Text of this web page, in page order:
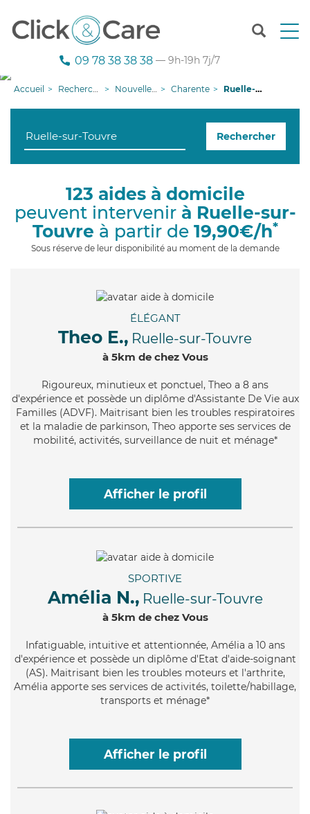
T
n
g
i
09 78 38 38 38 — 9h-19h 7j/7
Accueil Recherche aide à domicile Nouvelle-Aquitaine Charente Ruelle-sur-Touvre
Rechercher
123 aides à domicile
peuvent intervenir à Ruelle-sur-
Touvre à partir de 19,90€/h*
Sous réserve de leur disponibilité au moment de la demande
ÉLÉGANT
Theo E., Ruelle-sur-Touvre
à 5km de chez Vous
Rigoureux, minutieux et ponctuel, Theo a 8 ans
d'expérience et possède un diplôme d'Assistante De Vie aux
Familles (ADVF). Maitrisant bien les troubles respiratoires
et la maladie de parkinson, Theo apporte ses services de
mobilité, activités, surveillance de nuit et ménage*
Afficher le profil
SPORTIVE
Amélia N., Ruelle-sur-Touvre
à 5km de chez Vous
Infatiguable, intuitive et attentionnée, Amélia a 10 ans
d'expérience et possède un diplôme d'Etat d'aide-soignant
(AS). Maitrisant bien les troubles moteurs et l'arthrite,
Amélia apporte ses services de activités, toilette/habillage,
transports et ménage*
Afficher le profil